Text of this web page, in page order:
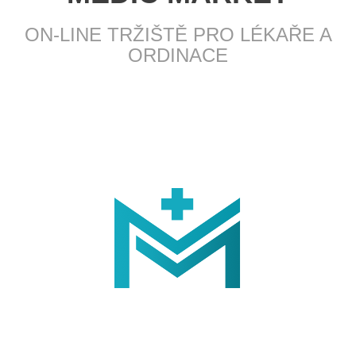
ON-LINE TRŽIŠTĚ PRO LÉKAŘE A
ORDINACE